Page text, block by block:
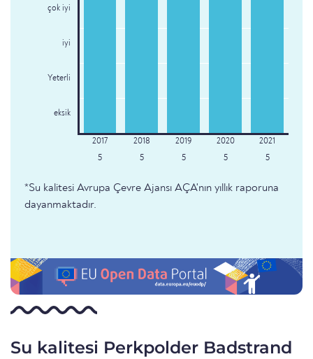
çok iyi
iyi
Yeterli
eksik
5 5 5 5 5
*Su kalitesi Avrupa Çevre Ajansı AÇA'nın yıllık raporuna
dayanmaktadır.
Su kalitesi Perkpolder Badstrand